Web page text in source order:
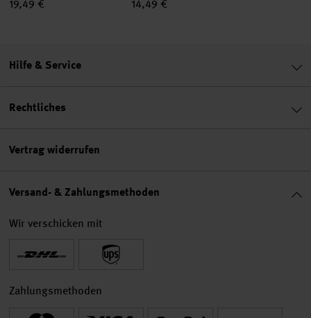
19,49 € 14,49 €
Hilfe & Service
Rechtliches
Vertrag widerrufen
Versand- & Zahlungsmethoden
Wir verschicken mit
Zahlungsmethoden